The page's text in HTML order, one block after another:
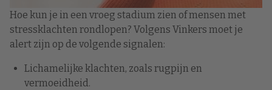
Hoe kun je in een vroeg stadium zien of mensen met
stressklachten rondlopen? Volgens Vinkers moet je
alert zijn op de volgende signalen:
Lichamelijke klachten, zoals rugpijn en
vermoeidheid.